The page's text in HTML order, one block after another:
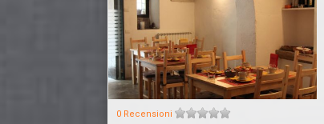
0 Recensioni